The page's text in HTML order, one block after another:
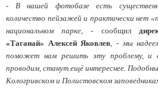
- В нашей фотобазе есть
количество пейзажей и практически нет
национальном парке, - сообщил
«Таганай» Алексей Яковлев, -мы
поможет нам решить эту проблему, и
проводим, станут ещё интереснее.
Кологривском и Полистовском